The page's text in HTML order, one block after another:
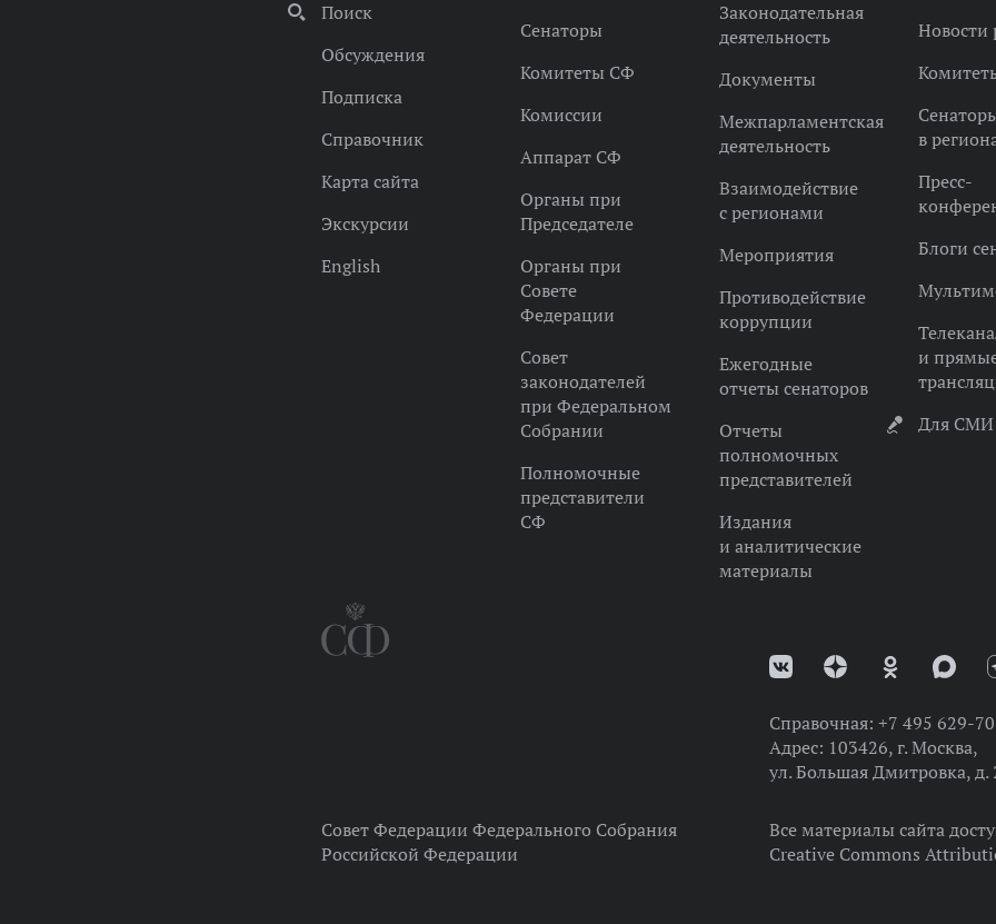
Поиск
Обсуждения
Подписка
Справочник
Карта сайта
Экскурсии
English
Сенаторы
Комитеты СФ
Комиссии
Аппарат СФ
Органы при
Председателе
Органы при
Совете
Федерации
Совет
законодателей
при Федеральном
Собрании
Полномочные
представители
СФ
Законодательная
деятельность
Документы
Межпарламентская
деятельность
Взаимодействие
с регионами
Мероприятия
Противодействие
коррупции
Ежегодные
отчеты сенаторов
Отчеты
полномочных
представителей
Издания
и аналитические
материалы
Новости
в
Пресс-
Блоги
и
Для СМИ
Справочная: +7 495 629-
Адрес: 103426, г. Москва,
ул. Большая Дмитровка, д.
Совет Федерации Федерального Собрания
Российской Федерации
Все материалы сайта
Creative Commons